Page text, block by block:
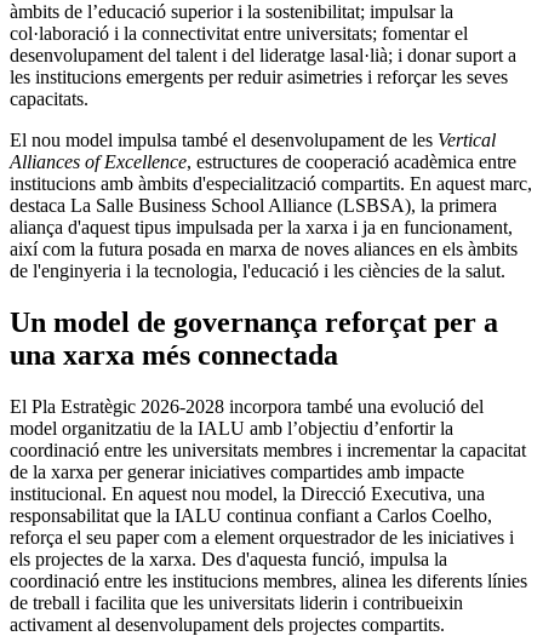
àmbits de l’educació superior i la sostenibilitat; impulsar la
col·laboració i la connectivitat entre universitats; fomentar el
desenvolupament del talent i del lideratge lasal·lià; i donar suport a
les institucions emergents per reduir asimetries i reforçar les seves
capacitats.
El nou model impulsa també el desenvolupament de les Vertical
Alliances of Excellence, estructures de cooperació acadèmica entre
institucions amb àmbits d'especialització compartits. En aquest marc,
destaca La Salle Business School Alliance (LSBSA), la primera
aliança d'aquest tipus impulsada per la xarxa i ja en funcionament,
així com la futura posada en marxa de noves aliances en els àmbits
de l'enginyeria i la tecnologia, l'educació i les ciències de la salut.
Un model de governança reforçat per a
una xarxa més connectada
El Pla Estratègic 2026-2028 incorpora també una evolució del
model organitzatiu de la IALU amb l’objectiu d’enfortir la
coordinació entre les universitats membres i incrementar la capacitat
de la xarxa per generar iniciatives compartides amb impacte
institucional. En aquest nou model, la Direcció Executiva, una
responsabilitat que la IALU continua confiant a Carlos Coelho,
reforça el seu paper com a element orquestrador de les iniciatives i
els projectes de la xarxa. Des d'aquesta funció, impulsa la
coordinació entre les institucions membres, alinea les diferents línies
de treball i facilita que les universitats liderin i contribueixin
activament al desenvolupament dels projectes compartits.